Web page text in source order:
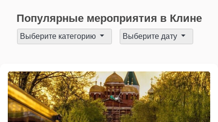
Популярные мероприятия в Клине
Выберите категорию Выберите дату